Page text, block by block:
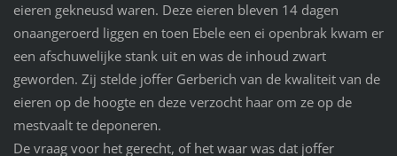
eieren gekneusd waren. Deze eieren bleven 14 dagen
onaangeroerd liggen en toen Ebele een ei openbrak kwam er
een afschuwelijke stank uit en was de inhoud zwart
geworden. Zij stelde joffer Gerberich van de kwaliteit van de
eieren op de hoogte en deze verzocht haar om ze op de
mestvaalt te deponeren.
De vraag voor het gerecht, of het waar was dat joffer